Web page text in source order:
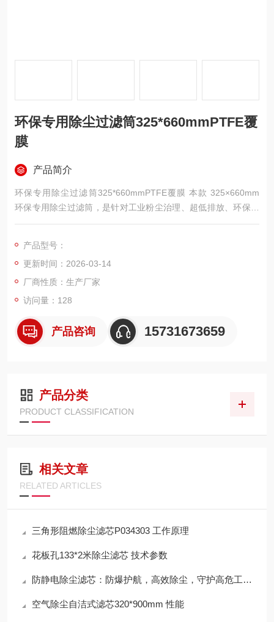
环保专用除尘过滤筒325*660mmPTFE覆
膜
产品简介
环保专用除尘过滤筒325*660mmPTFE覆膜 本款 325×660mm
环保专用除尘过滤筒，是针对工业粉尘治理、超低排放、环保验
收等高要求场景设计的高性能过滤产品。滤筒采用PTFE 覆膜滤
换各类工业除尘器、脉冲除尘设备、中央除尘系统中的传统滤
筒，实现稳定、高效、长效的除尘效果。
产品型号：
更新时间：2026-03-14
厂商性质：生产厂家
访问量：128
产品咨询 15731673659
产品分类
PRODUCT CLASSIFICATION
相关文章
RELATED ARTICLES
三角形阻燃除尘滤芯P034303 工作原理
花板孔133*2米除尘滤芯 技术参数
防静电除尘滤芯：防爆护航，高效除尘，守护高危工况安全
空气除尘自洁式滤芯320*900mm 性能